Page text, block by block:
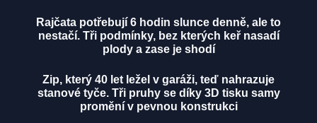
Rajčata potřebují 6 hodin slunce denně, ale to
nestačí. Tři podmínky, bez kterých keř nasadí
plody a zase je shodí
Zip, který 40 let ležel v garáži, teď nahrazuje
stanové tyče. Tři pruhy se díky 3D tisku samy
promění v pevnou konstrukci